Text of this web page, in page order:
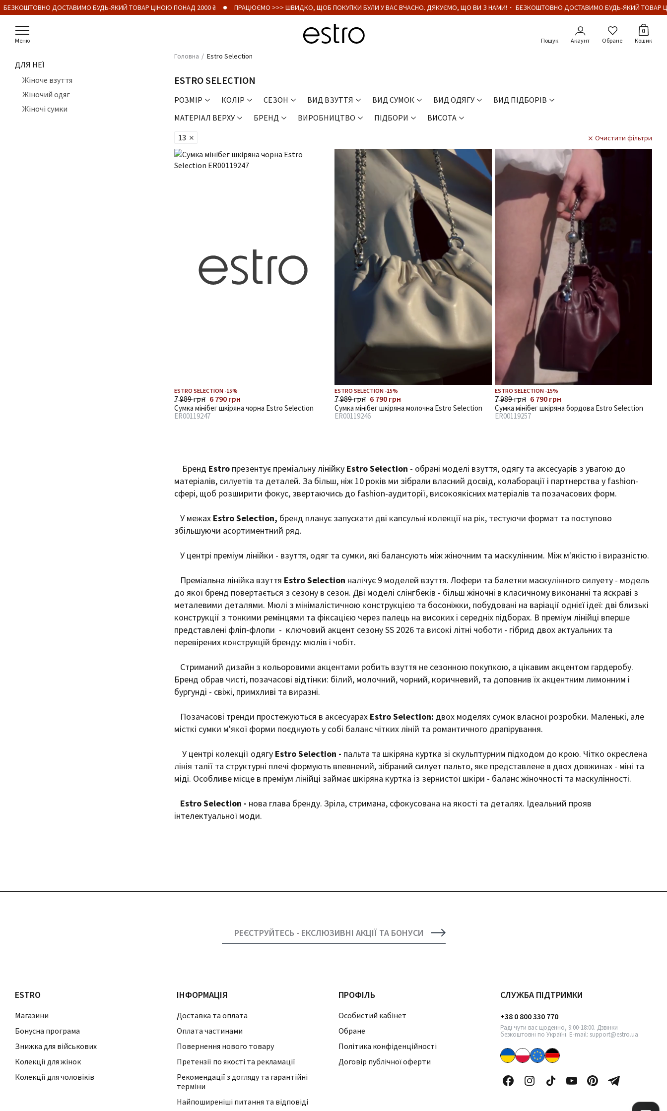
ДОСТАВИМО БУДЬ-ЯКИЙ ТОВАР ЦІНОЮ ПОНАД 2000 ₴ ПРАЦЮЄМО >>> ШВИДКО, ЩОБ ПОКУПКИ БУЛИ У ВАС ВЧАСНО. ДЯКУЄМО, ЩО ВИ З НАМИ!・ БЕЗКОШТОВНО ДОСТАВИМО БУДЬ-ЯКИЙ ТОВАР
Меню Акаунт Обране
0
Кошик
ДЛЯ НЕЇ
Жіноче взуття
Жіночий одяг
Жіночі сумки
Головна Estro Selection
ESTRO SELECTION
РОЗМІР КОЛІР СЕЗОН ВИД ВЗУТТЯ ВИД СУМОК ВИД ОДЯГУ
ВИД ПІДБОРІВ
МАТЕРІАЛ ВЕРХУ
БРЕНД ВИРОБНИЦТВО ПІДБОРИ
ВИСОТА
13
Очистити фільтри
ESTRO SELECTION -15%
7 989 грн 6 790 грн
Сумка мінібег шкіряна чорна Estro Selection
ER00119247
ESTRO SELECTION -15%
7 989 грн 6 790 грн
Сумка мінібег шкіряна молочна Estro Selection
ER00119246
ESTRO SELECTION -15%
7 989 грн 6 790 грн
Сумка мінібег шкіряна бордова Estro Selection
ER00119257
Бренд Estro презентує преміальну лінійку Estro Selection - обрані моделі взуття, одягу та аксесуарів з увагою до
матеріалів, силуетів та деталей. За більш, ніж 10 років ми зібрали власний досвід, колаборації і партнерства у fashion-
сфері, щоб розширити фокус, звертаючись до fashion-аудиторії, високоякісних матеріалів та позачасових форм.
У межах Estro Selection, бренд планує запускати дві капсульні колекції на рік, тестуючи формат та поступово
збільшуючи асортиментний ряд.
У центрі преміум лінійки - взуття, одяг та сумки, які балансують між жіночним та маскулінним. Між м'якістю і виразністю.
Преміальна лінійка взуття Estro Selection налічує 9 моделей взуття. Лофери та балетки маскулінного силуету - модель
до якої бренд повертається з сезону в сезон. Дві моделі слінгбеків - більш жіночні в класичному виконанні та яскраві з
металевими деталями. Мюлі з мінімалістичною конструкцією та босоніжки, побудовані на варіації однієї ідеї: дві близькі
конструкції з тонкими ремінцями та фіксацією через палець на високих і середніх підборах. В преміум лінійці вперше
представлені фліп-флопи - ключовий акцент сезону SS 2026 та високі літні чоботи - гібрид двох актуальних та
перевірених конструкцій бренду: мюлів і чобіт.
Стриманий дизайн з кольоровими акцентами робить взуття не сезонною покупкою, а цікавим акцентом гардеробу.
Бренд обрав чисті, позачасові відтінки: білий, молочний, чорний, коричневий, та доповнив їх акцентним лимонним і
бургунді - свіжі, примхливі та виразні.
Позачасові тренди простежуються в аксесуарах Estro Selection: двох моделях сумок власної розробки. Маленькі, але
місткі сумки м'якої форми поєднують у собі баланс чітких ліній та романтичного драпірування.
У центрі колекції одягу Estro Selection - пальта та шкіряна куртка зі скульптурним підходом до крою. Чітко окреслена
лінія талії та структурні плечі формують впевнений, зібраний силует пальто, яке представлене в двох довжинах - міні та
міді. Особливе місце в преміум лінійці займає шкіряна куртка із зернистої шкіри - баланс жіночності та маскулінності.
Estro Selection - нова глава бренду. Зріла, стримана, сфокусована на якості та деталях. Ідеальний прояв
інтелектуальної моди.
РЕЄСТРУЙТЕСЬ - ЕКСЛЮЗИВНІ АКЦІЇ ТА БОНУСИ
ESTRO
Магазини
Бонусна програма
Знижка для військових
Колекції для жінок
Колекції для чоловіків
ІНФОРМАЦІЯ
Доставка та оплата
Оплата частинами
Повернення нового товару
Претензії по якості та рекламації
Рекомендації з догляду та гарантійні
терміни
Найпоширеніші питання та відповіді
ПРОФІЛЬ
Особистий кабінет
Обране
Політика конфіденційності
Договір публічної оферти
СЛУЖБА ПІДТРИМКИ
+38 0 800 330 770
Раді чути вас щоденно, 9:00-18:00. Дзвінки
безкоштовні по Україні. E-mail: support@estro.ua